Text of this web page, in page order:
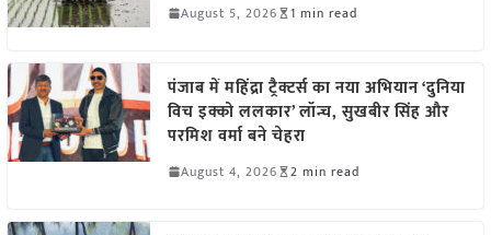
August 5, 2026 1 min read
पंजाब में महिंद्रा ट्रैक्टर्स का नया अभियान ‘दुनिया
विच इक्को ललकार’ लॉन्च, सुखबीर सिंह और
परमिश वर्मा बने चेहरा
August 4, 2026 2 min read